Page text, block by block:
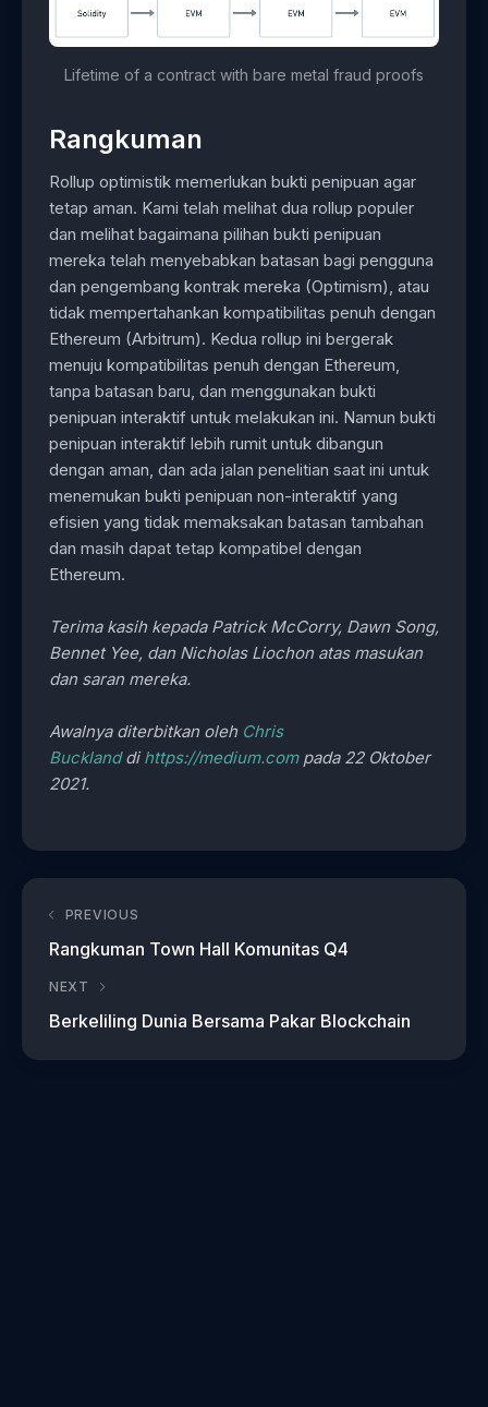
Lifetime of a contract with bare metal fraud proofs
Rangkuman
Rollup optimistik memerlukan bukti penipuan agar
tetap aman. Kami telah melihat dua rollup populer
dan melihat bagaimana pilihan bukti penipuan
mereka telah menyebabkan batasan bagi pengguna
dan pengembang kontrak mereka (Optimism), atau
tidak mempertahankan kompatibilitas penuh dengan
Ethereum (Arbitrum). Kedua rollup ini bergerak
menuju kompatibilitas penuh dengan Ethereum,
tanpa batasan baru, dan menggunakan bukti
penipuan interaktif untuk melakukan ini. Namun bukti
penipuan interaktif lebih rumit untuk dibangun
dengan aman, dan ada jalan penelitian saat ini untuk
menemukan bukti penipuan non-interaktif yang
efisien yang tidak memaksakan batasan tambahan
dan masih dapat tetap kompatibel dengan
Ethereum.
Terima kasih kepada Patrick McCorry, Dawn Song,
Bennet Yee, dan Nicholas Liochon atas masukan
dan saran mereka.
Awalnya diterbitkan oleh Chris
Bucklanddihttps://medium.compada 22 Oktober
2021.
PREVIOUS
Rangkuman Town Hall Komunitas Q4
NEXT
Berkeliling Dunia Bersama Pakar Blockchain